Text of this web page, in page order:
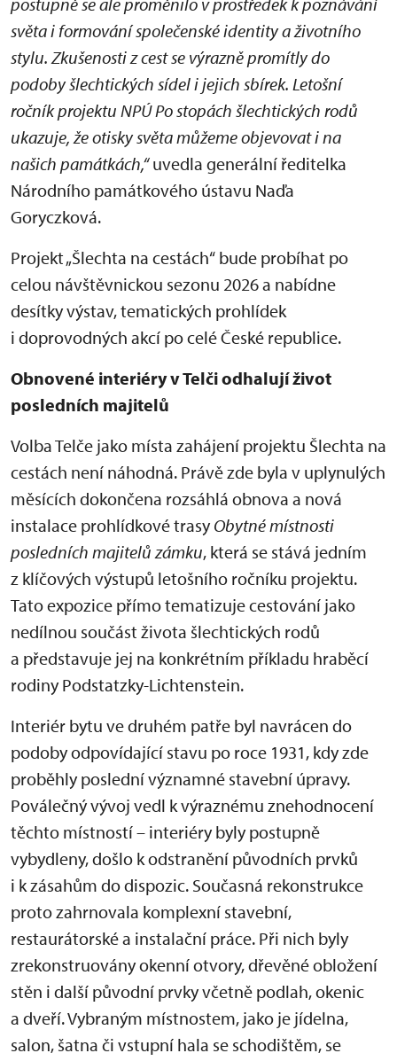
světa i formování společenské identity a životního
stylu. Zkušenosti z cest se výrazně promítly do
podoby šlechtických sídel i jejich sbírek. Letošní
ročník projektu NPÚ Po stopách šlechtických rodů
ukazuje, že otisky světa můžeme objevovat i na
našich památkách,“uvedla generální ředitelka
Národního památkového ústavu Naďa
Goryczková.
Projekt „Šlechta na cestách“ bude probíhat po
celou návštěvnickou sezonu 2026 a nabídne
desítky výstav, tematických prohlídek
i doprovodných akcí po celé České republice.
Obnovené interiéry v Telči odhalují život
posledních majitelů
Volba Telče jako místa zahájení projektu Šlechta na
cestách není náhodná. Právě zde byla v uplynulých
měsících dokončena rozsáhlá obnova a nová
instalace prohlídkové trasy Obytné místnosti
posledních majitelů zámku, která se stává jedním
z klíčových výstupů letošního ročníku projektu.
Tato expozice přímo tematizuje cestování jako
nedílnou součást života šlechtických rodů
a představuje jej na konkrétním příkladu hraběcí
rodiny Podstatzky-Lichtenstein.
Interiér bytu ve druhém patře byl navrácen do
podoby odpovídající stavu po roce 1931, kdy zde
proběhly poslední významné stavební úpravy.
Poválečný vývoj vedl k výraznému znehodnocení
těchto místností – interiéry byly postupně
vybydleny, došlo k odstranění původních prvků
i k zásahům do dispozic. Současná rekonstrukce
proto zahrnovala komplexní stavební,
restaurátorské a instalační práce. Při nich byly
zrekonstruovány okenní otvory, dřevěné obložení
stěn i další původní prvky včetně podlah, okenic
a dveří. Vybraným místnostem, jako je jídelna,
salon, šatna či vstupní hala se schodištěm, se